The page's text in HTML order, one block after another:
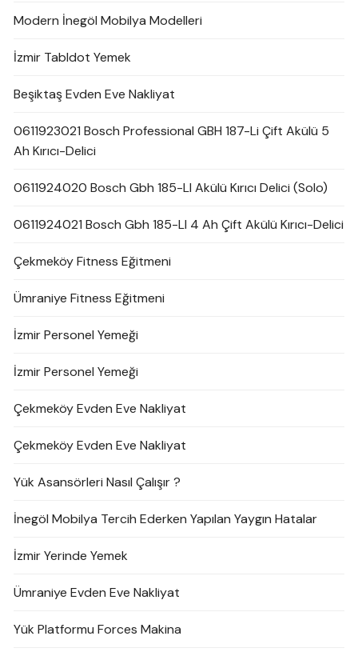
Modern İnegöl Mobilya Modelleri
İzmir Tabldot Yemek
Beşiktaş Evden Eve Nakliyat
0611923021 Bosch Professional GBH 187-Li Çift Akülü 5
Ah Kırıcı-Delici
0611924020 Bosch Gbh 185-LI Akülü Kırıcı Delici (Solo)
0611924021 Bosch Gbh 185-LI 4 Ah Çift Akülü Kırıcı-Delici
Çekmeköy Fitness Eğitmeni
Ümraniye Fitness Eğitmeni
İzmir Personel Yemeği
İzmir Personel Yemeği
Çekmeköy Evden Eve Nakliyat
Çekmeköy Evden Eve Nakliyat
Yük Asansörleri Nasıl Çalışır ?
İnegöl Mobilya Tercih Ederken Yapılan Yaygın Hatalar
İzmir Yerinde Yemek
Ümraniye Evden Eve Nakliyat
Yük Platformu Forces Makina